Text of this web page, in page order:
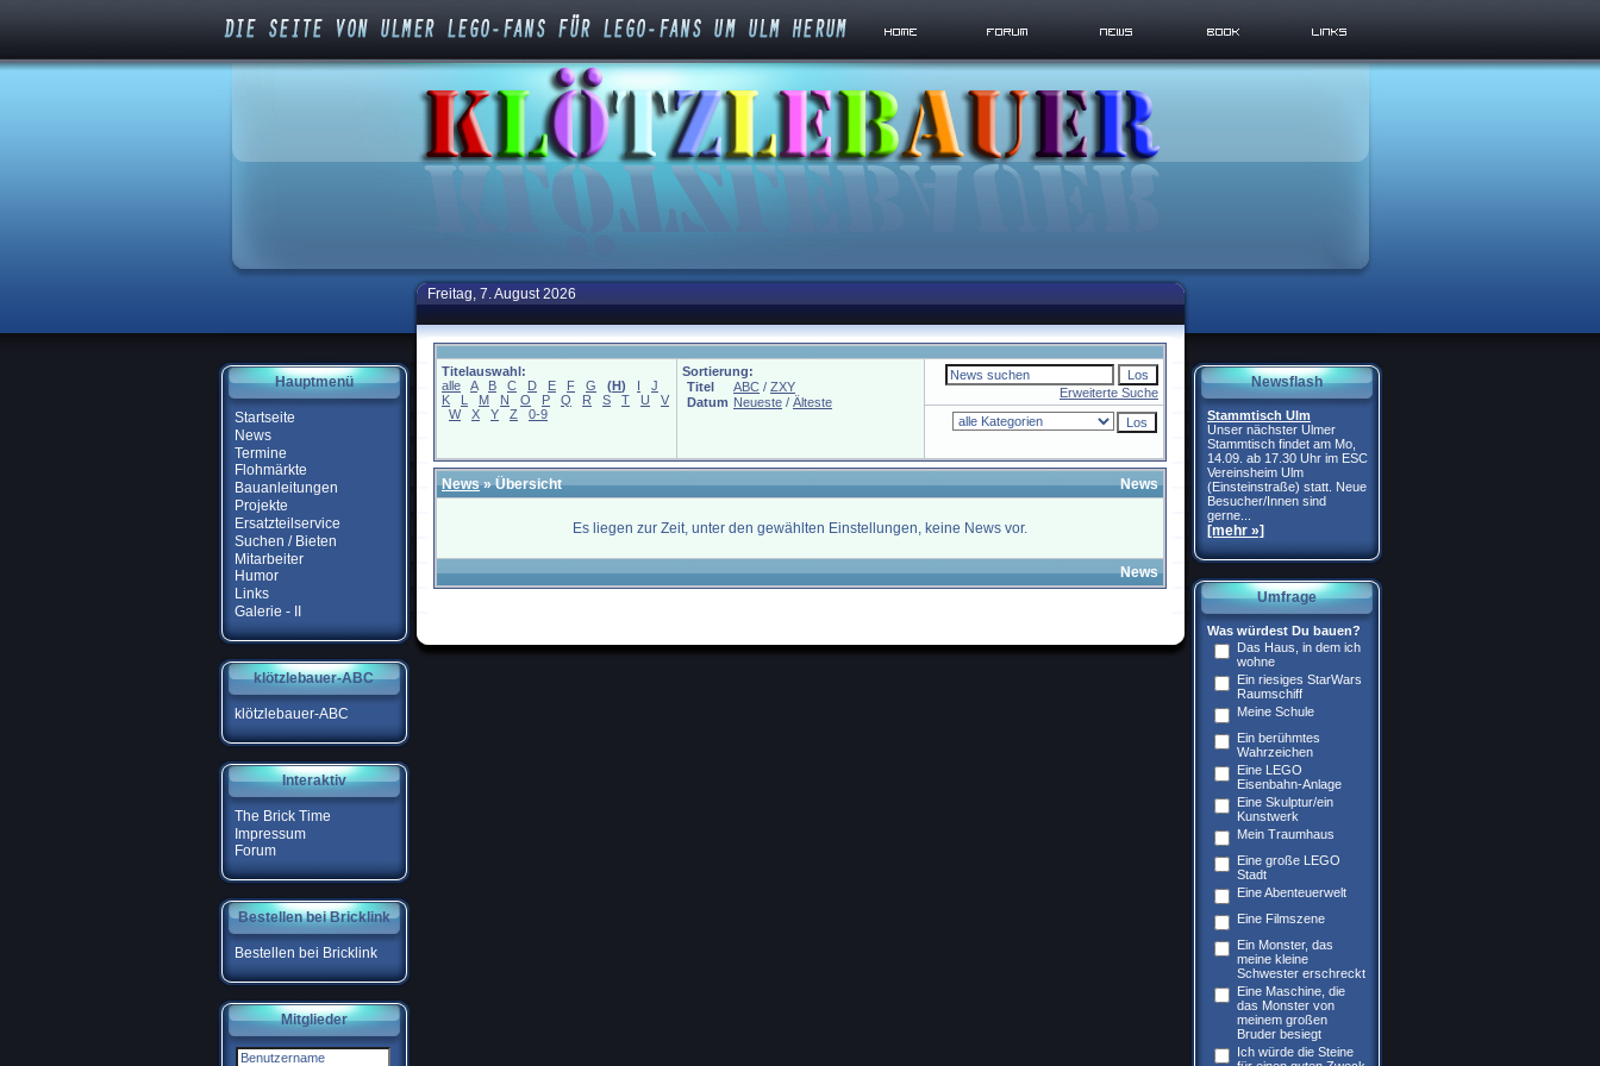
Hauptmenü
Startseite
News
Termine
Flohmärkte
Bauanleitungen
Projekte
Ersatzteilservice
Suchen / Bieten
Mitarbeiter
Humor
Links
Galerie - II
klötzlebauer-ABC
klötzlebauer-ABC
Interaktiv
The Brick Time
Impressum
Forum
Bestellen bei Bricklink
Bestellen bei Bricklink
Mitglieder
Freitag, 7. August 2026
Titelauswahl:
alle
A B C D E F G (H) I
J
K
L M N O P Q R S T U
V
W
X Y Z 0-9
Sortierung:
Titel
ABC / ZXY
Datum Neueste / Älteste
Erweiterte Suche
News» Übersicht News
Es liegen zur Zeit, unter den gewählten Einstellungen, keine News vor.
News
Newsflash
Stammtisch Ulm
Unser nächster Ulmer
Stammtisch findet am Mo,
14.09. ab 17.30 Uhr im ESC
Vereinsheim Ulm
(Einsteinstraße) statt. Neue
Besucher/Innen sind
gerne...
[mehr »]
Umfrage
Was würdest Du bauen?
Das Haus, in dem ich
wohne
Ein riesiges StarWars
Raumschiff
Meine Schule
Ein berühmtes
Wahrzeichen
Eine LEGO
Eisenbahn-Anlage
Eine Skulptur/ein
Kunstwerk
Mein Traumhaus
Eine große LEGO
Stadt
Eine Abenteuerwelt
Eine Filmszene
Ein Monster, das
meine kleine
Schwester erschreckt
Eine Maschine, die
das Monster von
meinem großen
Bruder besiegt
Ich würde die Steine